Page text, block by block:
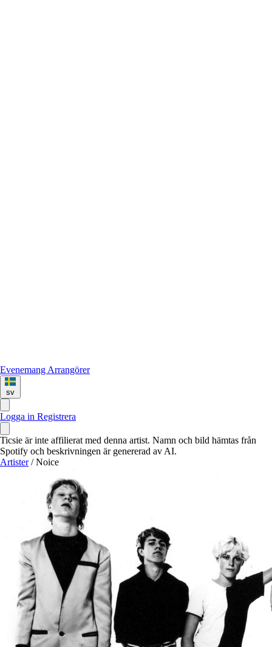
Evenemang Arrangörer
sv
Logga in Registrera
Ticsie är inte affilierat med denna artist. Namn och bild hämtas från
Spotify och beskrivningen är genererad av AI.
Artister / Noice